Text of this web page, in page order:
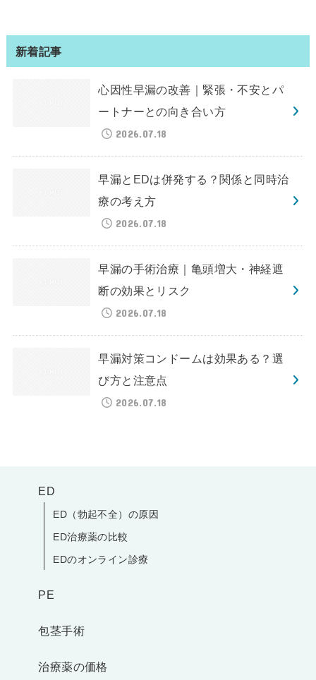
新着記事
心因性早漏の改善｜緊張・不安とパ
ートナーとの向き合い方
2026.07.18
早漏とEDは併発する？関係と同時治
療の考え方
2026.07.18
早漏の手術治療｜亀頭増大・神経遮
断の効果とリスク
2026.07.18
早漏対策コンドームは効果ある？選
び方と注意点
2026.07.18
ED
ED（勃起不全）の原因
ED治療薬の比較
EDのオンライン診療
PE
包茎手術
治療薬の価格